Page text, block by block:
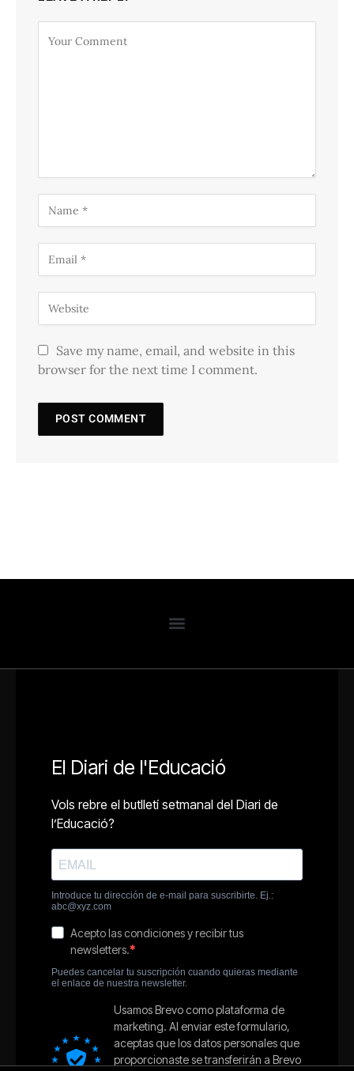
Save my name, email, and website in this
browser for the next time I comment.